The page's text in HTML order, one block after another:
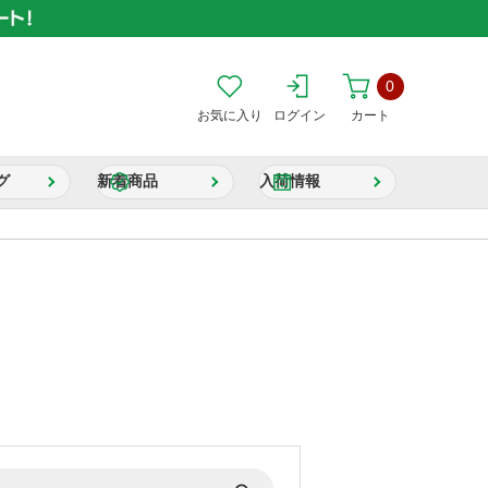
お気に入り ログイン カート
0
新着商品 入荷情報